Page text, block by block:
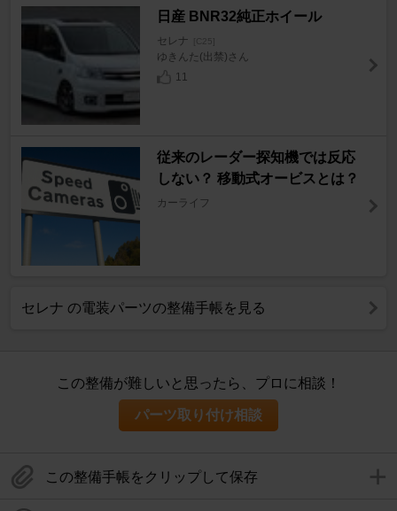
日産 BNR32純正ホイール
セレナ [C25]
ゆきんた(出禁)さん
11
従来のレーダー探知機では反応
しない？ 移動式オービスとは？
カーライフ
セレナ の電装パーツの整備手帳を見る
この整備が難しいと思ったら、プロに相談！
パーツ取り付け相談
この整備手帳をクリップして保存